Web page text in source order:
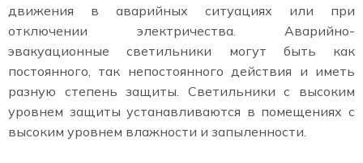
движения в аварийных ситуациях или при
отключении электричества. Аварийно-
эвакуационные светильники могут быть как
постоянного, так непостоянного действия и иметь
разную степень защиты. Светильники с высоким
уровнем защиты устанавливаются в помещениях с
высоким уровнем влажности и запыленности.